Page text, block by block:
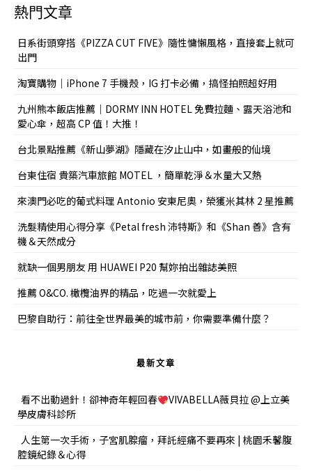
熱門文章
日系街頭穿搭《PIZZA CUT FIVE》隨性慵懶風格，直接套上就可
出門
淘寶購物｜iPhone 7 手機殼，IG 打卡必備，搞怪拍照超好用
九州熊本飯店推薦｜DORMY INN HOTEL 免費拉麵、露天浴池和
愛心傘，超高 CP 值！大推！
台北景點推薦《新山夢湖》隱藏在汐止山中，如畫般的仙境
台東住宿 貴築汽車旅館 MOTEL ，簡單乾淨＆水量大又熱
來澳門必吃的葡式料理 Antonio 安東尼奧，榮獲米其林 2 星推薦
洗髮精使用心得分享《Petal fresh 沛特斯》和《Shan 善》含有
機＆天然成分
就缺一個男朋友 用 HUAWEI P20 幫妳拍出雜誌美照
推薦 O&CO. 橄欖油界的精品，吃過一次就愛上
巴黎自助行：前往全世界最美的城市前，你需要準備什麼？
最新文章
看不出動過針！卻神奇年輕回春
VIVABELLA薇貝拉 @上立美
學皮膚科診所
人生第一次手術，子宮肌腺瘤，拜託經痛不要再來 | 桃園禾馨腹
腔鏡紀錄＆心得